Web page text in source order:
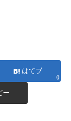
はてブ
0
ー